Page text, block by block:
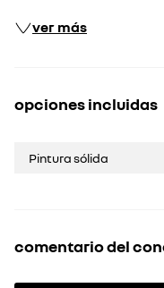
ver más
opciones incluidas
Pintura sólida
comentario del